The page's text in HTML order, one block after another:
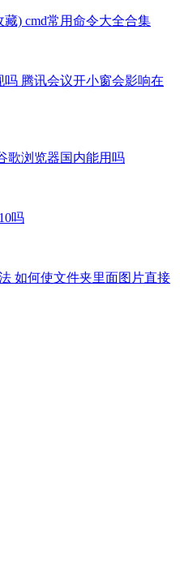
) cmd常用命令大全合集
腾讯会议开小窗会影响在
歌浏览器国内能用吗
吗
如何使文件夹里面图片直接